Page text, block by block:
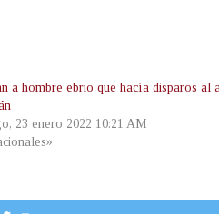
a hombre ebrio que hacía disparos al
23 enero 2022 10:21 AM